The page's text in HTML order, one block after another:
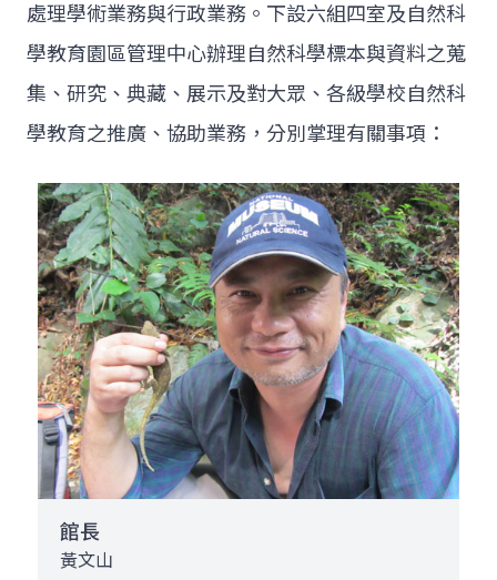
處理學術業務與行政業務。下設六組四室及自然科
學教育園區管理中心辦理自然科學標本與資料之蒐
集、研究、典藏、展示及對大眾、各級學校自然科
學教育之推廣、協助業務，分別掌理有關事項：
館長
黃文山